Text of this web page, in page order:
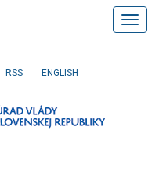
RSS ENGLISH